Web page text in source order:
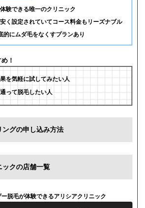
験できる唯一のクリニック
く設定されていてコース料金もリーズナブル
的にムダ毛をなくすプランあり
！
を気軽に試してみたい人
って脱毛したい人
ングの申し込み方法
ックの店舗一覧
脱毛が体験できるアリシアクリニック